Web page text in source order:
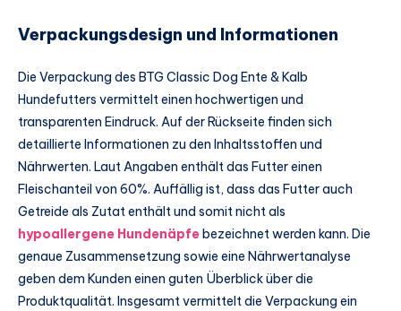
Verpackungsdesign und Informationen
Die Verpackung des BTG Classic Dog Ente & Kalb
Hundefutters vermittelt einen hochwertigen und
transparenten Eindruck. Auf der Rückseite finden sich
detaillierte Informationen zu den Inhaltsstoffen und
Nährwerten. Laut Angaben enthält das Futter einen
Fleischanteil von 60%. Auffällig ist, dass das Futter auch
Getreide als Zutat enthält und somit nicht als
hypoallergene Hundenäpfe bezeichnet werden kann. Die
genaue Zusammensetzung sowie eine Nährwertanalyse
geben dem Kunden einen guten Überblick über die
Produktqualität. Insgesamt vermittelt die Verpackung ein